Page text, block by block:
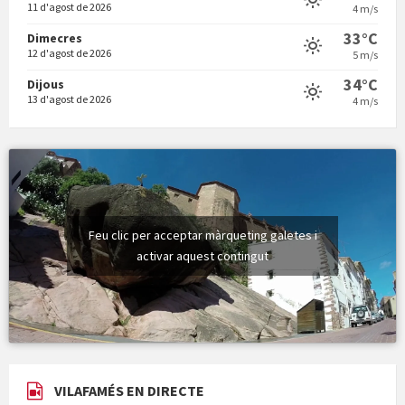
Vermuts a la Font. Hit parit
11 d'agost de 2026 4 m/s
Dimecres
12 d'agost de 2026
33°C
5 m/s
Dijous
13 d'agost de 2026
34°C
4 m/s
Feu clic per acceptar màrqueting galetes i
activar aquest contingut
VILAFAMÉS EN DIRECTE